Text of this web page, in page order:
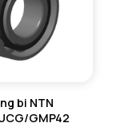
bi NTN
GMP42